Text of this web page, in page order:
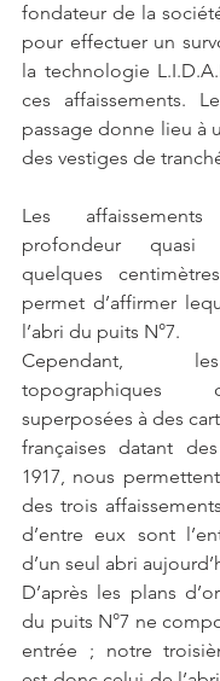
fondateur de la
pour effectuer un
la technologie
ces affaissements.
passage donne lieu à
des vestiges de
Les
profondeur quasi
quelques
permet d’affirmer
l’abri du puits N°7.
Cependant,
topographiques
superposées à des
françaises datant
1917, nous
des trois
d’entre eux sont
d’un seul abri
D’après les plans
du puits N°7 ne
entrée ; notre